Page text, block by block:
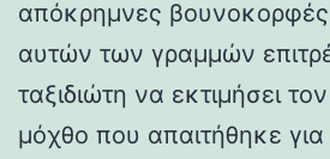
απόκρημνες
αυτών των γραμμών
ταξιδιώτη να εκτιμήσει
μόχθο που απαιτήθηκε